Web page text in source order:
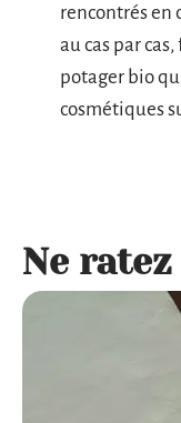
rencontrés en
au cas par
potager bio
cosmétiques
Ne